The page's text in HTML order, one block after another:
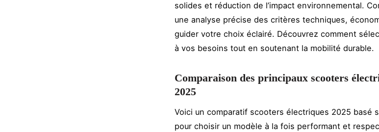
solides et réduction de l’impact environnemental.
une analyse précise des critères techniques,
guider votre choix éclairé. Découvrez comment
à vos besoins tout en soutenant la mobilité durable.
Comparaison des principaux scooters
2025
Voici un comparatif scooters électriques 2025 basé
pour choisir un modèle à la fois performant et